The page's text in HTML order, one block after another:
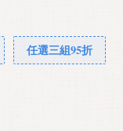
任選三組95折